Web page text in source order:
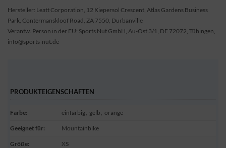
Hersteller: Leatt Corporation, 12 Kiepersol Crescent, Atlas Gardens Business
Park, Contermanskloof Road, ZA 7550, Durbanville
Verantw. Person in der EU: Sports Nut GmbH, Au-Ost 3/1, DE 72072, Tübingen,
info@sports-nut.de
PRODUKTEIGENSCHAFTEN
Farbe: einfarbig gelb orange
Geeignet für: Mountainbike
Größe: XS